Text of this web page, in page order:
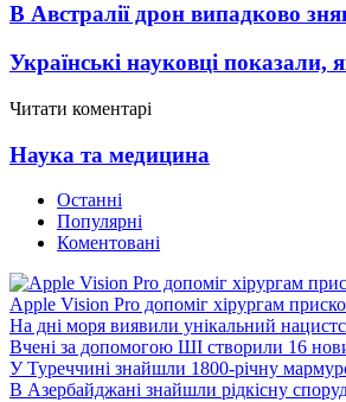
В Австралії дрон випадково
Українські науковці
Читати коментарі
Наука та медицина
Останні
Популярні
Коментовані
Apple Vision Pro допоміг хірургам
На дні моря виявили унікальний
Вчені за допомогою ШІ створили 16
У Туреччині знайшли 1800-річну
В Азербайджані знайшли рідкісну